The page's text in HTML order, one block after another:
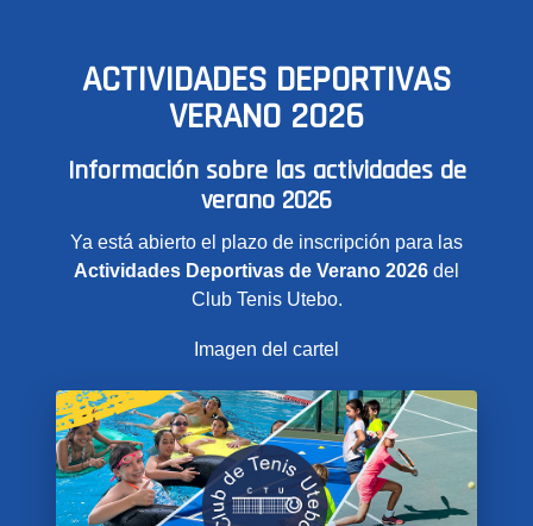
ACTIVIDADES DEPORTIVAS
VERANO 2026
Información sobre las actividades de
verano 2026
Ya está abierto el plazo de inscripción para las
Actividades Deportivas de Verano 2026 del
Club Tenis Utebo.
Imagen del cartel